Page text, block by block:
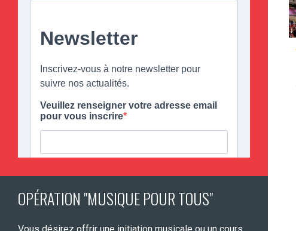
OPÉRATION "MUSIQUE POUR TOUS"
Vous désirez offrir une initiation musicale ou un cours